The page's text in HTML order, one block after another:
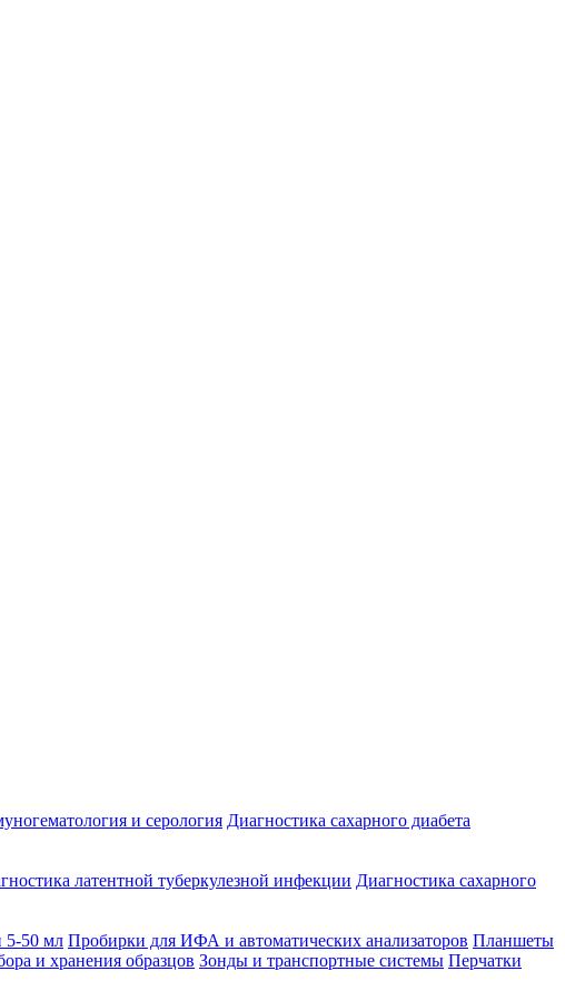
и серология Диагностика сахарного диабета
латентной туберкулезной инфекции Диагностика сахарного
5-50 мл Пробирки для ИФА и автоматических анализаторов Планшеты
и хранения образцов Зонды и транспортные системы Перчатки